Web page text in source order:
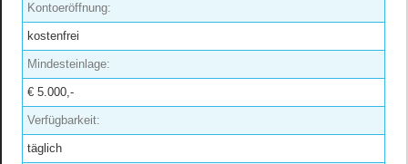
Kontoeröffnung:
kostenfrei
Mindesteinlage:
€ 5.000,-
Verfügbarkeit:
täglich